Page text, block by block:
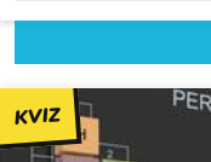
KVIZ